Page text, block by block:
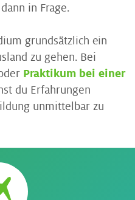
in Frage.
grundsätzlich ein
zu gehen. Bei
Praktikum bei einer
du Erfahrungen
unmittelbar zu